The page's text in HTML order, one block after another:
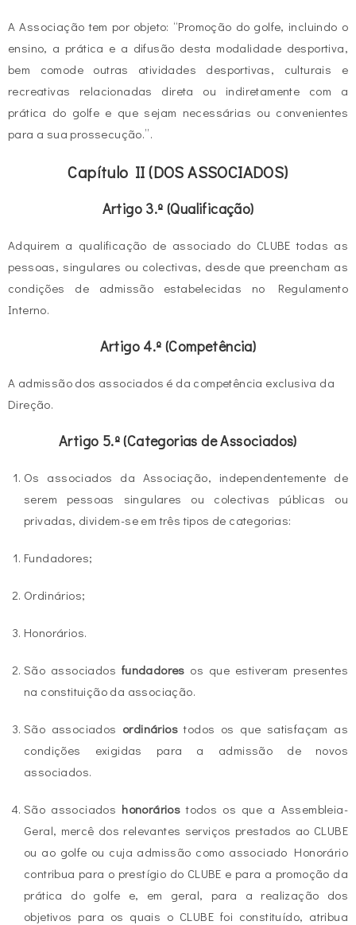
A Associação tem por objeto: “Promoção do golfe, incluindo o
ensino, a prática e a difusão desta modalidade desportiva,
bem comode outras atividades desportivas, culturais e
recreativas relacionadas direta ou indiretamente com a
prática do golfe e que sejam necessárias ou convenientes
para a sua prossecução.”.
Capítulo II (DOS ASSOCIADOS)
Artigo 3.º (Qualificação)
Adquirem a qualificação de associado do CLUBE todas as
pessoas, singulares ou colectivas, desde que preencham as
condições de admissão estabelecidas no Regulamento
Interno.
Artigo 4.º (Competência)
A admissão dos associados é da competência exclusiva da
Direção.
Artigo 5.º (Categorias de Associados)
Os associados da Associação, independentemente de
serem pessoas singulares ou colectivas públicas ou
privadas, dividem-se em três tipos de categorias:
Fundadores;
Ordinários;
Honorários.
São associados fundadores os que estiveram presentes
na constituição da associação.
São associados ordinários todos os que satisfaçam as
condições exigidas para a admissão de novos
associados.
São associados honorários todos os que a Assembleia-
Geral, mercê dos relevantes serviços prestados ao CLUBE
ou ao golfe ou cuja admissão como associado Honorário
contribua para o prestígio do CLUBE e para a promoção da
prática do golfe e, em geral, para a realização dos
objetivos para os quais o CLUBE foi constituído, atribua